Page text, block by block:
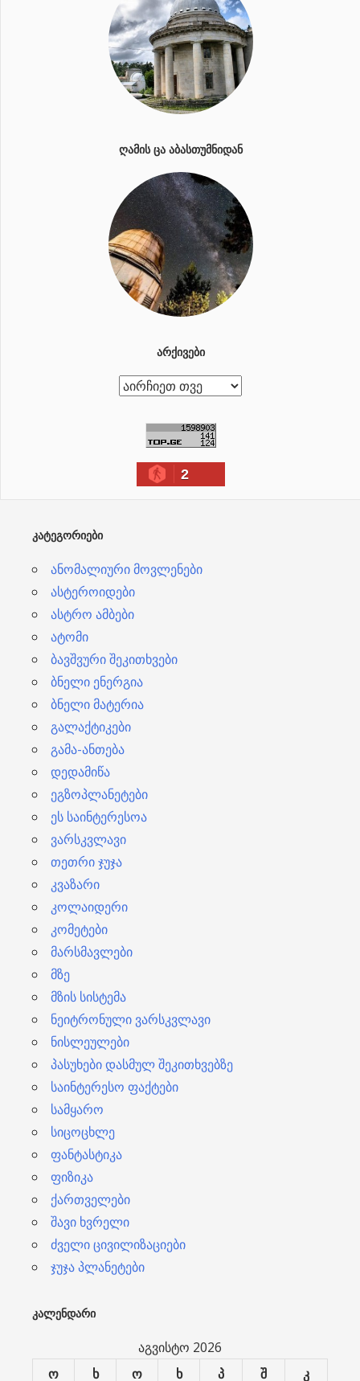
ᲦᲐᲛᲘᲡ ᲪᲐ ᲐᲑᲐᲡᲗᲣᲛᲜᲘᲓᲐᲜ
ᲐᲠᲥᲘᲕᲔᲑᲘ
ა
2
ᲙᲐᲢᲔᲒᲝᲠᲘᲔᲑᲘ
ანომალიური მოვლენები
ასტეროიდები
ასტრო ამბები
ატომი
ბავშვური შეკითხვები
ბნელი ენერგია
ბნელი მატერია
გალაქტიკები
გამა-ანთება
დედამიწა
ეგზოპლანეტები
ეს საინტერესოა
ვარსკვლავი
თეთრი ჯუჯა
კვაზარი
კოლაიდერი
კომეტები
მარსმავლები
მზე
მზის სისტემა
ნეიტრონული ვარსკვლავი
ნისლეულები
პასუხები დასმულ შეკითხვებზე
საინტერესო ფაქტები
სამყარო
სიცოცხლე
ფანტასტიკა
ფიზიკა
ქართველები
შავი ხვრელი
ძველი ცივილიზაციები
ჯუჯა პლანეტები
ᲙᲐᲚᲔᲜᲓᲐᲠᲘ
აგვისტო 2026
ო
ხ ო ხ პ შ კ